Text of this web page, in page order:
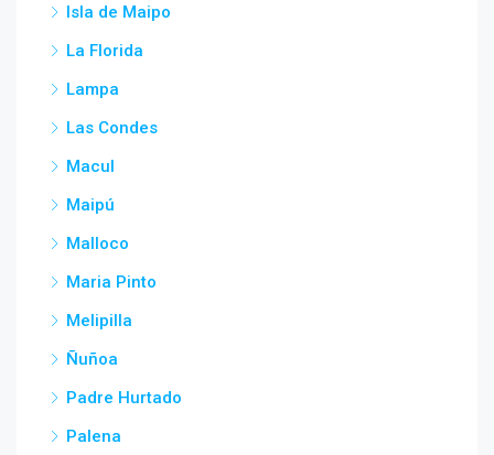
Isla de Maipo
La Florida
Lampa
Las Condes
Macul
Maipú
Malloco
Maria Pinto
Melipilla
Ñuñoa
Padre Hurtado
Palena